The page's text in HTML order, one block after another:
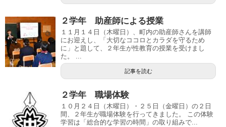
２学年 助産師による授業
１１月１４日（木曜日）、町内の助産師さんを講師
にお迎えし、「大切なココロとカラダを守るため
に」と題して、２年生が性教育の授業を受けまし
た。 ...
記事を読む
２学年 職場体験
１０月２４日（木曜日）・２５日（金曜日）の２日
間、２年生が職場体験を行ってきました。 この体験
学習は「総合的な学習の時間」の取り組みで...